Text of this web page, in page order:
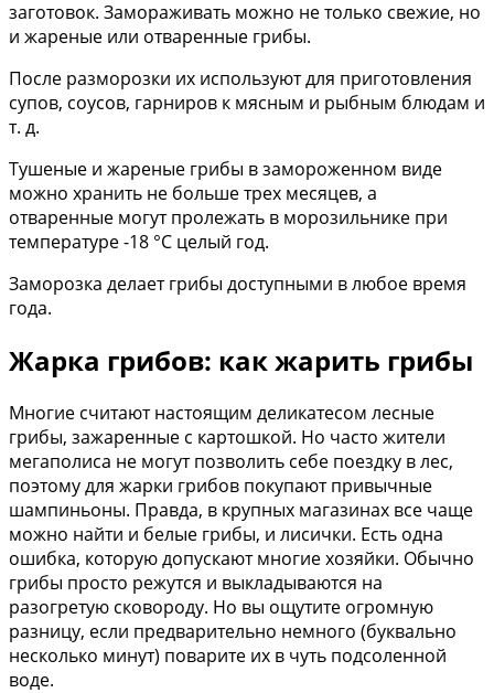
заготовок. Замораживать можно не только свежие, но
и жареные или отваренные грибы.
После разморозки их используют для приготовления
супов, соусов, гарниров к мясным и рыбным блюдам и
т. д.
Тушеные и жареные грибы в замороженном виде
можно хранить не больше трех месяцев, а
отваренные могут пролежать в морозильнике при
температуре -18 °С целый год.
Заморозка делает грибы доступными в любое время
года.
Жарка грибов: как жарить грибы
Многие считают настоящим деликатесом лесные
грибы, зажаренные с картошкой. Но часто жители
мегаполиса не могут позволить себе поездку в лес,
поэтому для жарки грибов покупают привычные
шампиньоны. Правда, в крупных магазинах все чаще
можно найти и белые грибы, и лисички. Есть одна
ошибка, которую допускают многие хозяйки. Обычно
грибы просто режутся и выкладываются на
разогретую сковороду. Но вы ощутите огромную
разницу, если предварительно немного (буквально
несколько минут) поварите их в чуть подсоленной
воде.